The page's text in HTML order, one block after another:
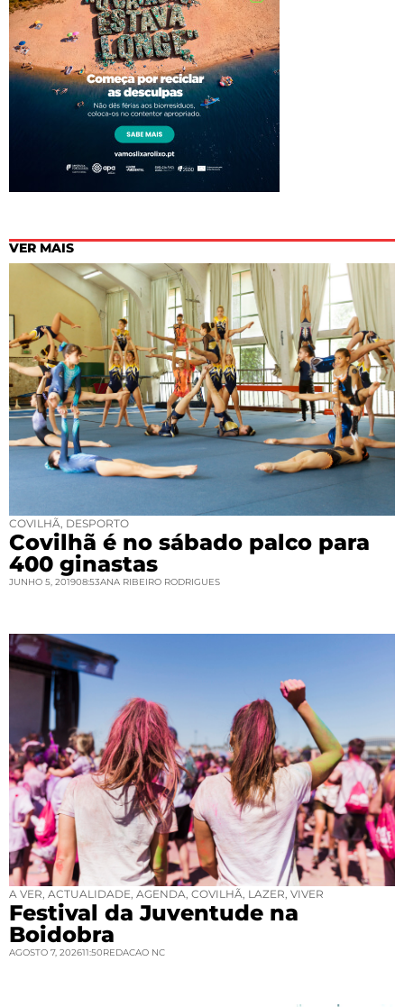
VER MAIS
COVILHÃ DESPORTO
Covilhã é no sábado palco para
400 ginastas
JUNHO 5, 201908:53ANA RIBEIRO RODRIGUES
A VER ACTUALIDADE AGENDA COVILHÃ LAZER VIVER
Festival da Juventude na
Boidobra
AGOSTO 7, 202611:50REDACAO NC